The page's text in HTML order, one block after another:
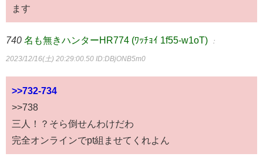
ます
740 名も無きハンターHR774 (ﾜｯﾁｮｲ 1f55-w1oT) ：
2023/12/16(土) 20:29:00.50 ID:DBjONB5m0
>>732-734
>>738
三人！？そら倒せんわけだわ
完全オンラインでpt組ませてくれよん